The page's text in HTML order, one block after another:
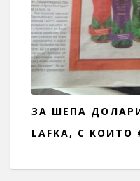
ЗА ШЕПА
LAFKA, С КОИТО